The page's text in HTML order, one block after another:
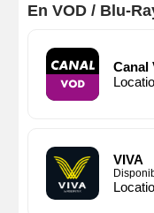
En VOD / Blu-
Canal
VIVA